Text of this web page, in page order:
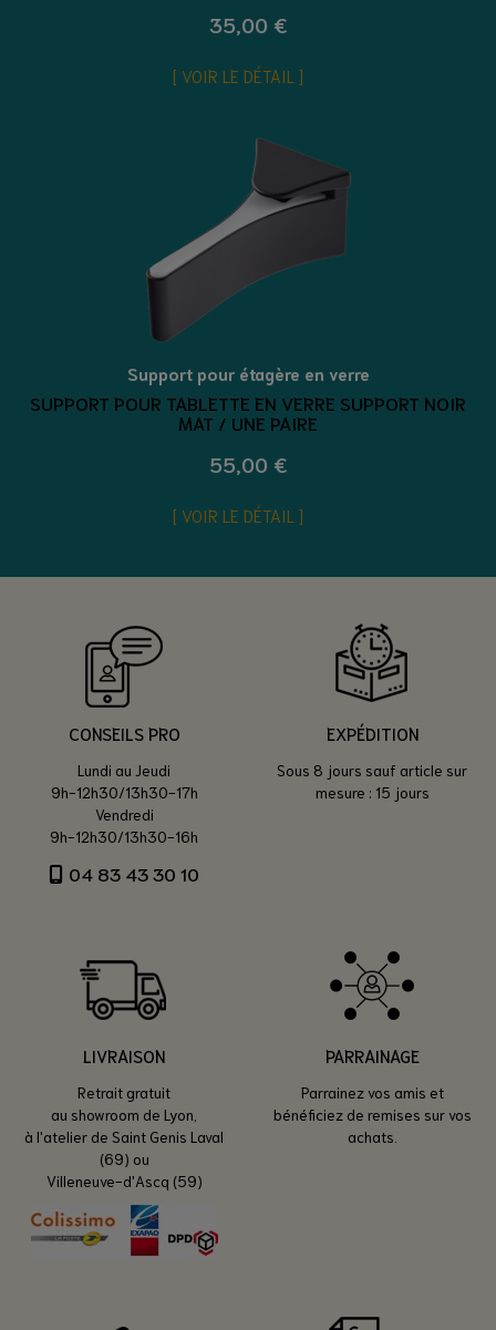
35,00 €
VOIR LE DÉTAIL
Support pour étagère en verre
SUPPORT POUR TABLETTE EN VERRE SUPPORT NOIR
MAT / UNE PAIRE
55,00 €
VOIR LE DÉTAIL
CONSEILS PRO
Lundi au Jeudi
9h-12h30/13h30-17h
Vendredi
9h-12h30/13h30-16h
04 83 43 30 10
EXPÉDITION
Sous 8 jours sauf article sur
mesure : 15 jours
LIVRAISON
Retrait gratuit
au showroom de Lyon,
à l'atelier de Saint Genis Laval
(69) ou
Villeneuve-d'Ascq (59)
PARRAINAGE
Parrainez vos amis et
bénéficiez de remises sur vos
achats.